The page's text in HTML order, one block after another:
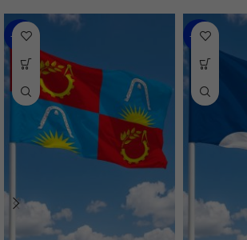
-48% -48%